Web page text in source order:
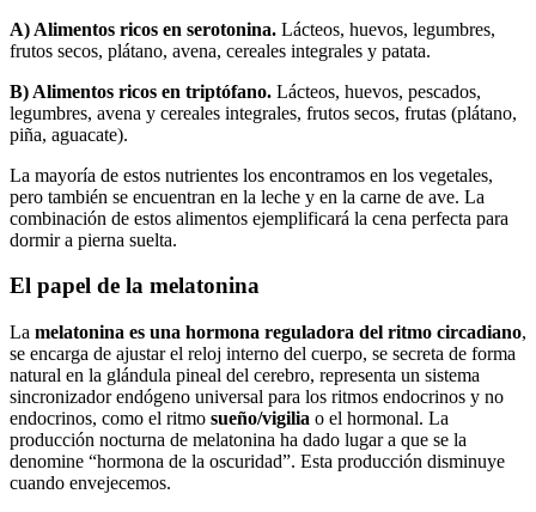
A) Alimentos ricos en serotonina. Lácteos, huevos, legumbres,
frutos secos, plátano, avena, cereales integrales y patata.
B) Alimentos ricos en triptófano. Lácteos, huevos, pescados,
legumbres, avena y cereales integrales, frutos secos, frutas (plátano,
piña, aguacate).
La mayoría de estos nutrientes los encontramos en los vegetales,
pero también se encuentran en la leche y en la carne de ave. La
combinación de estos alimentos ejemplificará la cena perfecta para
dormir a pierna suelta.
El papel de la melatonina
La melatonina es una hormona reguladora del ritmo circadiano,
se encarga de ajustar el reloj interno del cuerpo, se secreta de forma
natural en la glándula pineal del cerebro, representa un sistema
sincronizador endógeno universal para los ritmos endocrinos y no
endocrinos, como el ritmo sueño/vigilia o el hormonal. La
producción nocturna de melatonina ha dado lugar a que se la
denomine “hormona de la oscuridad”. Esta producción disminuye
cuando envejecemos.